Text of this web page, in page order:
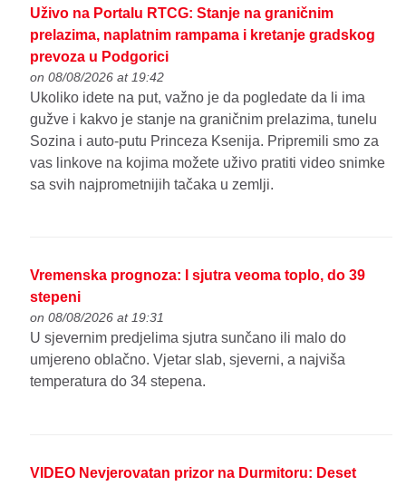
Uživo na Portalu RTCG: Stanje na graničnim
prelazima, naplatnim rampama i kretanje gradskog
prevoza u Podgorici
on 08/08/2026 at 19:42
Ukoliko idete na put, važno je da pogledate da li ima
gužve i kakvo je stanje na graničnim prelazima, tunelu
Sozina i auto-putu Princeza Ksenija. Pripremili smo za
vas linkove na kojima možete uživo pratiti video snimke
sa svih najprometnijih tačaka u zemlji.
Vremenska prognoza: I sjutra veoma toplo, do 39
stepeni
on 08/08/2026 at 19:31
U sjevernim predjelima sjutra sunčano ili malo do
umjereno oblačno. Vjetar slab, sjeverni, a najviša
temperatura do 34 stepena.
VIDEO Nevjerovatan prizor na Durmitoru: Deset